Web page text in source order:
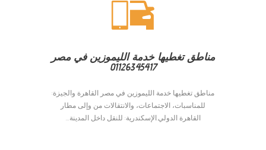
مناطق تغطيها خدمة الليموزين في مصر
01126345417
مناطق تغطيها خدمة الليموزين في مصر القاهرة والجيزة:
للمناسبات، الاجتماعات، والانتقالات من وإلى مطار
القاهرة الدولي.الإسكندرية: للنقل داخل المدينة...